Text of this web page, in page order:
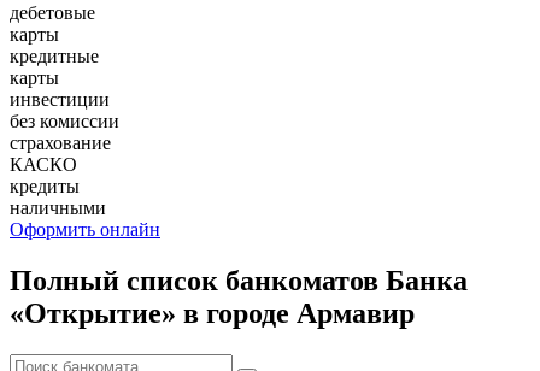
дебетовые
карты
кредитные
карты
инвестиции
без комиссии
страхование
КАСКО
кредиты
наличными
Оформить онлайн
Полный список банкоматов Банка
«Открытие» в городе Армавир